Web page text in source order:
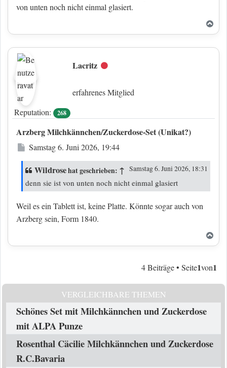
von unten noch nicht einmal glasiert.
Lacritz Offline
erfahrenes Mitglied
Reputation:
268
Arzberg Milchkännchen/Zuckerdose-Set (Unikat?)
Beitrag
Samstag 6. Juni 2026, 19:44
Wildrosehat geschrieben: ↑ Samstag 6. Juni 2026, 18:31
denn sie ist von unten noch nicht einmal glasiert
Weil es ein Tablett ist, keine Platte. Könnte sogar auch von
Arzberg sein, Form 1840.
4 Beiträge • Seite1von1
VERGLEICHBARE THEMEN
Schönes Set mit Milchkännchen und Zuckerdose
mit ALPA Punze
Rosenthal Cäcilie Milchkännchen und Zuckerdose
R.C.Bavaria